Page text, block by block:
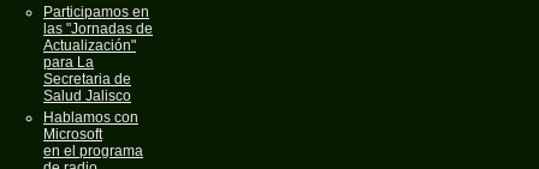
Participamos en
las "Jornadas de
Actualización"
para La
Secretaria de
Salud Jalisco
Hablamos con
Microsoft
en el programa